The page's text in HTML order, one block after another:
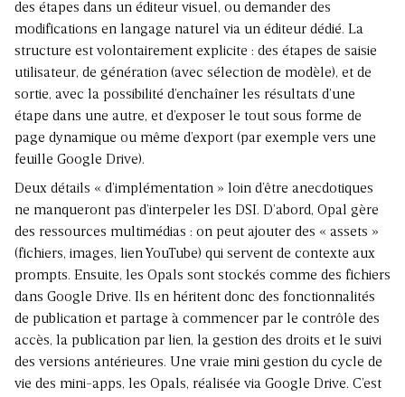
des étapes dans un éditeur visuel, ou demander des
modifications en langage naturel via un éditeur dédié. La
structure est volontairement explicite : des étapes de saisie
utilisateur, de génération (avec sélection de modèle), et de
sortie, avec la possibilité d’enchaîner les résultats d’une
étape dans une autre, et d’exposer le tout sous forme de
page dynamique ou même d’export (par exemple vers une
feuille Google Drive).
Deux détails « d’implémentation » loin d’être anecdotiques
ne manqueront pas d’interpeler les DSI. D’abord, Opal gère
des ressources multimédias : on peut ajouter des « assets »
(fichiers, images, lien YouTube) qui servent de contexte aux
prompts. Ensuite, les Opals sont stockés comme des fichiers
dans Google Drive. Ils en héritent donc des fonctionnalités
de publication et partage à commencer par le contrôle des
accès, la publication par lien, la gestion des droits et le suivi
des versions antérieures. Une vraie mini gestion du cycle de
vie des mini-apps, les Opals, réalisée via Google Drive. C’est